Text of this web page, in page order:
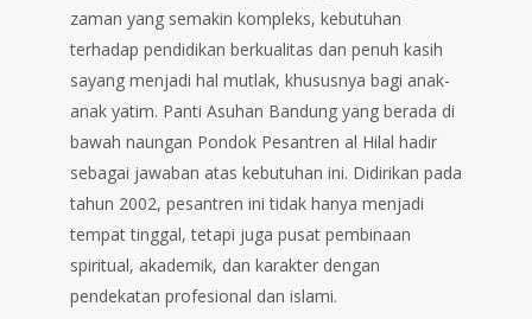
zaman yang semakin kompleks, kebutuhan
terhadap pendidikan berkualitas dan penuh kasih
sayang menjadi hal mutlak, khususnya bagi anak-
anak yatim. Panti Asuhan Bandung yang berada di
bawah naungan Pondok Pesantren al Hilal hadir
sebagai jawaban atas kebutuhan ini. Didirikan pada
tahun 2002, pesantren ini tidak hanya menjadi
tempat tinggal, tetapi juga pusat pembinaan
spiritual, akademik, dan karakter dengan
pendekatan profesional dan islami.